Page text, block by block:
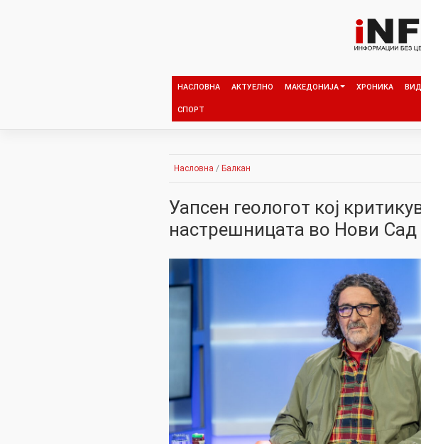
НАСЛОВНА АКТУЕЛНО МАКЕДОНИЈА ХРОНИКА
СПОРТ
Насловна / Балкан
Уапсен геологот кој
настрешницата во Нови Сад